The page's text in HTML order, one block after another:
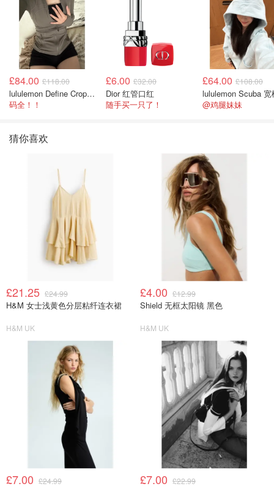
£84.00 £118.00
lululemon Define Cropped Jacket Nulu 短款夹克
码全！！
£6.00 £32.00
Dior 红管口红
随手买一只了！
£64.00 £108.00
@鸡腿妹妹
猜你喜欢
£21.25 £24.99
H&M 女士浅黄色分层粘纤连衣裙
H&M UK
£4.00 £12.99
Shield 无框太阳镜 黑色
H&M UK
£7.00 £24.99 £7.00 £22.99